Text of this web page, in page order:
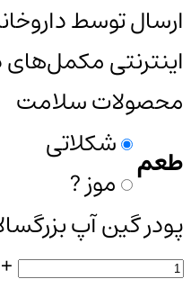
ارسال توسط
اینترنتی مکمل‌های
محصولات سلامت
طعم شکلاتی
موز ?
پودر گین آپ
+